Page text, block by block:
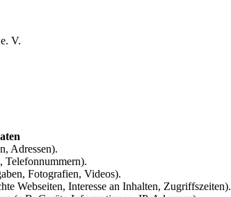
V.
Adressen).
Fotografien, Videos).
Webseiten, Interesse an Inhalten, Zugriffszeiten).